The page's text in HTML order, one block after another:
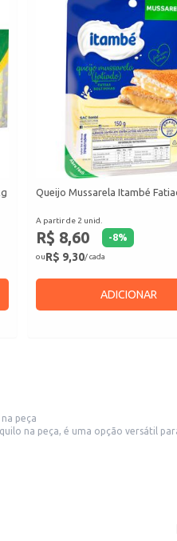
Queijo Mussarela Itambé
A partir de 2 unid.
R$ 8,60 -8%
ouR$ 9,30/ cada
ADICIONAR
peça
diversos estabelecimentos comerciais. Sua apresentação em peça
ou em peças menores para o